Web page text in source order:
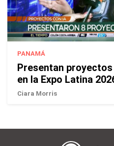
PANAMÁ
Presentan
en la Expo Latina
Ciara Morris